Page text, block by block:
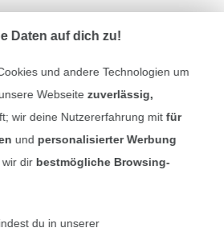
Impressum
AGB
wechseln (aktuell
Daten auf dich zu!
und andere Technologien um
Webseite zuverlässig,
wir deine Nutzererfahrung mitfür
und personalisierter Werbung
dir bestmögliche Browsing-
du in unserer